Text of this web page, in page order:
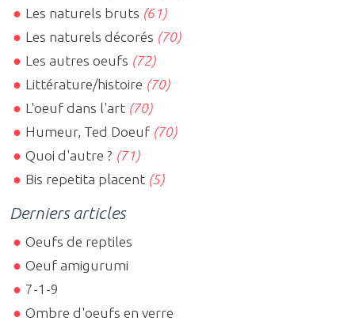
Les naturels bruts (61)
Les naturels décorés (70)
Les autres oeufs (72)
Littérature/histoire (70)
L'oeuf dans l'art (70)
Humeur, Ted Doeuf (70)
Quoi d'autre ? (71)
Bis repetita placent (5)
Derniers articles
Oeufs de reptiles
Oeuf amigurumi
7-1-9
Ombre d'oeufs en verre